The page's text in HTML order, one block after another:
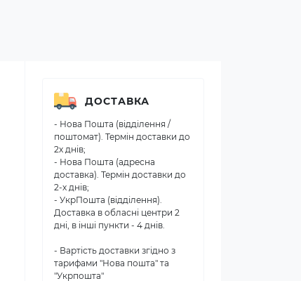
ДОСТАВКА
- Нова Пошта (відділення /
поштомат). Термін доставки до
2х днів;
- Нова Пошта (адресна
доставка). Термін доставки до
2-х днів;
- УкрПошта (відділення).
Доставка в обласні центри 2
дні, в інші пункти - 4 днів.
- Вартість доставки згідно з
тарифами "Нова пошта" та
"Укрпошта"